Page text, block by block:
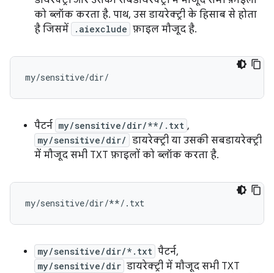
को ब्लॉक करता है. पाथ, उस डायरेक्ट्री के हिसाब से होता
है जिसमें
.aiexclude फ़ाइल मौजूद है.
पैटर्न my/sensitive/dir/**/.txt ,
my/sensitive/dir/ डायरेक्ट्री या उसकी सबडायरेक्ट्री
में मौजूद सभी TXT फ़ाइलों को ब्लॉक करता है.
my/sensitive/dir/*.txt पैटर्न,
my/sensitive/dir डायरेक्ट्री में मौजूद सभी TXT